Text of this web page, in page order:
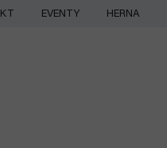
EVENTY HERNA